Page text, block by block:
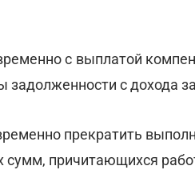
с выплатой
задолженности с дохода
прекратить
причитающихся